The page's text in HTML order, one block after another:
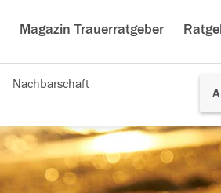
Magazin Trauerratgeber
Nachbarschaft